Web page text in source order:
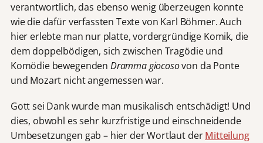
verantwortlich, das ebenso wenig überzeugen konnte
wie die dafür verfassten Texte von Karl Böhmer. Auch
hier erlebte man nur platte, vordergründige Komik, die
dem doppelbödigen, sich zwischen Tragödie und
Komödie bewegenden Dramma giocosovon da Ponte
und Mozart nicht angemessen war.
Gott sei Dank wurde man musikalisch entschädigt! Und
dies, obwohl es sehr kurzfristige und einschneidende
Umbesetzungen gab – hier der Wortlaut derMitteilung